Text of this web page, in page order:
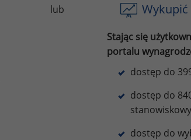
lub
Stając się
portalu
dostęp do
dostęp do
dostęp do